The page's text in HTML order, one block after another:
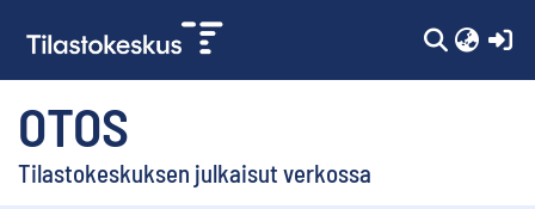
OTOS
Tilastokeskuksen julkaisut verkossa